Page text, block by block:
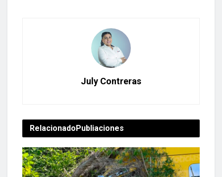
July Contreras
RelacionadoPubliaciones